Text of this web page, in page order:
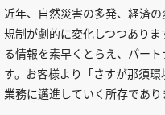
近年、自然災害の多発、経済
規制が劇的に変化しつつあり
る情報を素早くとらえ、パー
す。お客様より「さすが那須
業務に邁進していく所存であ